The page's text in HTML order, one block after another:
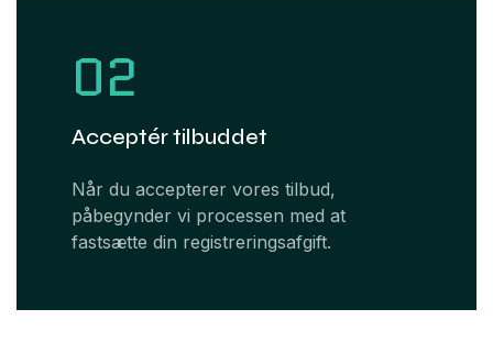
02
Acceptér tilbuddet
Når du accepterer vores tilbud,
påbegynder vi processen med at
fastsætte din registreringsafgift.​